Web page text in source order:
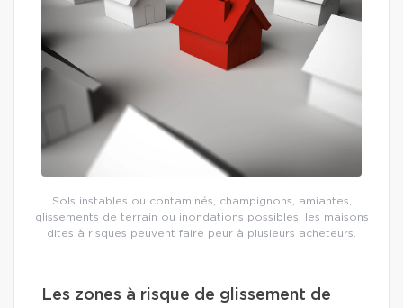
Sols instables ou contaminés, champignons, amiantes,
glissements de terrain ou inondations possibles, les maisons
dites à risques peuvent faire peur à plusieurs acheteurs.
Les zones à risque de glissement de